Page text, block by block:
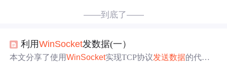
——到底了——
利用WinSocket发数据(一）
本文分享了使用WinSocket实现TCP协议发送数据的代